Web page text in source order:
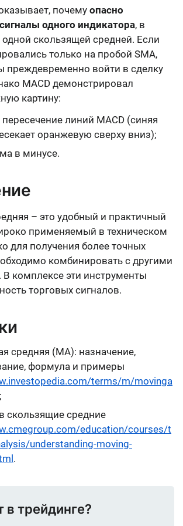
почему опасно
одного индикатора, в
скользящей средней. Если
только на пробой SMA,
войти в сделку
MACD демонстрировал
картину:
линий MACD (синяя
оранжевую сверху вниз);
в минусе.
– это удобный и практичный
применяемый в техническом
для получения более точных
комбинировать с другими
комплексе эти инструменты
торговых сигналов.
средняя (MA): назначение,
формула и примеры
terms/m/movinga
;
скользящие средние
education/courses/t
understanding-moving-
.
трейдинге?